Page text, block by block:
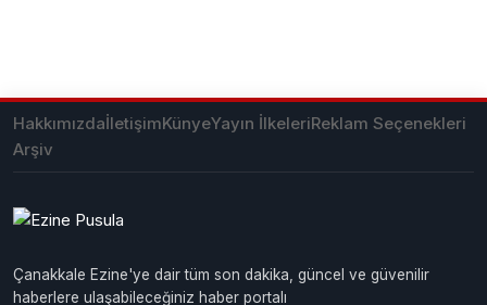
HakkımızdaİletişimKünyeYayın İlkeleriReklam Seçenekleri
Arşiv
Çanakkale Ezine'ye dair tüm son dakika, güncel ve güvenilir
haberlere ulaşabileceğiniz haber portalı